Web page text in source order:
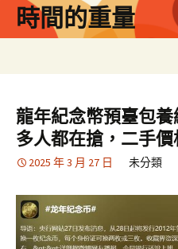
時間的重量
龍年紀念幣預臺包
多人都在搶，二手
2025 年 3 月 27 日 未分類